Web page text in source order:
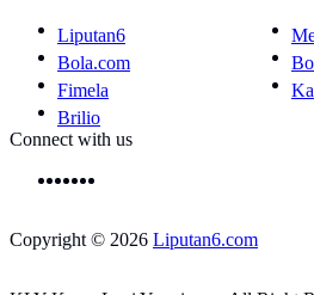
Liputan6
Bola.com
Fimela
Brilio
Connect with us
Copyright © 2026 Liputan6.com